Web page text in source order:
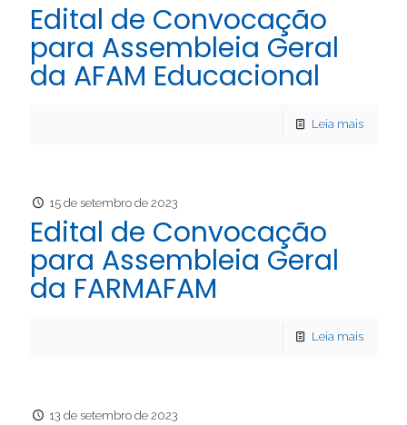
Edital de Convocação
para Assembleia Geral
da AFAM Educacional
Leia mais
15 de setembro de 2023
Edital de Convocação
para Assembleia Geral
da FARMAFAM
Leia mais
13 de setembro de 2023